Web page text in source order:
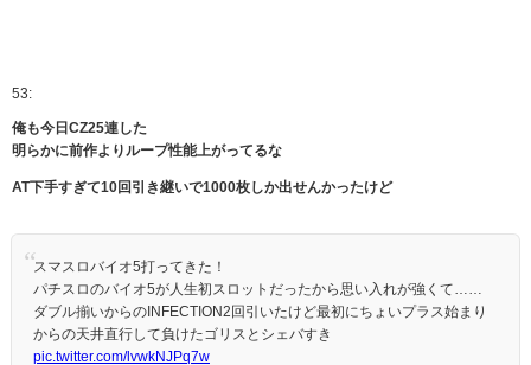
53:
俺も今日CZ25連した
明らかに前作よりループ性能上がってるな
AT下手すぎて10回引き継いで1000枚しか出せんかったけど
スマスロバイオ5打ってきた！
パチスロのバイオ5が人生初スロットだったから思い入れが強くて……
ダブル揃いからのINFECTION2回引いたけど最初にちょいプラス始まり
からの天井直行して負けたゴリスとシェバすき
pic.twitter.com/lvwkNJPq7w